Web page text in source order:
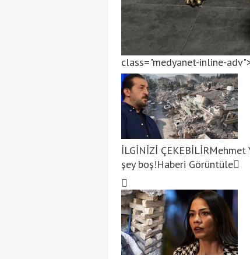
class="medyanet-inline-
İLGİNİZİ ÇEKEBİLİRMehmet
şey boş!Haberi Görüntüle